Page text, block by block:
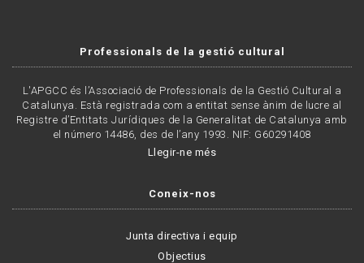
Professionals de la gestió cultural
L'APGCC és l’Associació de Professionals de la Gestió Cultural a
Catalunya. Està registrada com a entitat sense ànim de lucre al
Registre d’Entitats Jurídiques de la Generalitat de Catalunya amb
el número 14486, des de l’any 1993. NIF: G60291408
Llegir-ne més
Coneix-nos
Junta directiva i equip
Objectius